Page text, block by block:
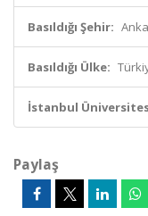
Basıldığı Şehir:
Basıldığı Ülke:
İstanbul
Paylaş